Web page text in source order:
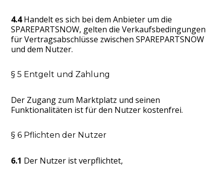
4.4Handelt es sich bei dem Anbieter um die
SPAREPARTSNOW, gelten die Verkaufsbedingungen
für Vertragsabschlüsse zwischen SPAREPARTSNOW
und dem Nutzer.
§ 5 Entgelt und Zahlung
Der Zugang zum Marktplatz und seinen
Funktionalitäten ist für den Nutzer kostenfrei.
§ 6 Pflichten der Nutzer
6.1 Der Nutzer ist verpflichtet,